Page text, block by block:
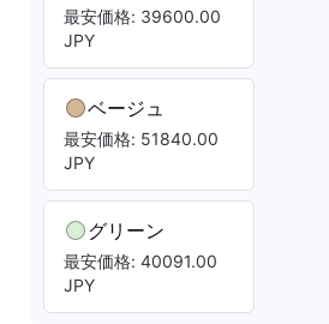
最安価格: 39600.00
JPY
ベージュ
最安価格: 51840.00
JPY
グリーン
最安価格: 40091.00
JPY